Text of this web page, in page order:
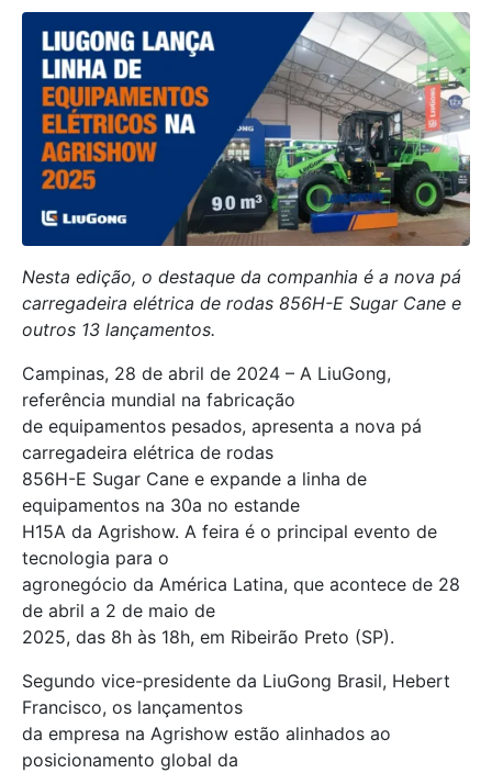
Nesta edição, o destaque da companhia é a nova pá
carregadeira elétrica de rodas 856H-E Sugar Cane e
outros 13 lançamentos.
Campinas, 28 de abril de 2024 – A LiuGong,
referência mundial na fabricação
de equipamentos pesados, apresenta a nova pá
carregadeira elétrica de rodas
856H-E Sugar Cane e expande a linha de
equipamentos na 30a no estande
H15A da Agrishow. A feira é o principal evento de
tecnologia para o
agronegócio da América Latina, que acontece de 28
de abril a 2 de maio de
2025, das 8h às 18h, em Ribeirão Preto (SP).
Segundo vice-presidente da LiuGong Brasil, Hebert
Francisco, os lançamentos
da empresa na Agrishow estão alinhados ao
posicionamento global da